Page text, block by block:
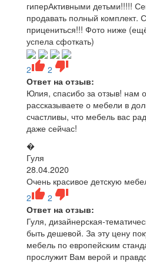
гиперАктивными детьми!!!!!
продавать полный комплект.
прицениться!!! Фото ниже
успела сфоткать)
2
2
Ответ на отзыв:
Юлия, спасибо за отзыв! нам
рассказываете о мебели в
счастливы, что мебель вас
даже сейчас!
�
Гуля
28.04.2020
Очень красивое детскую
2
2
Ответ на отзыв:
Гуля, дизайнерская-
быть дешевой. За эту цену
мебель по европейским
прослужит Вам верой и